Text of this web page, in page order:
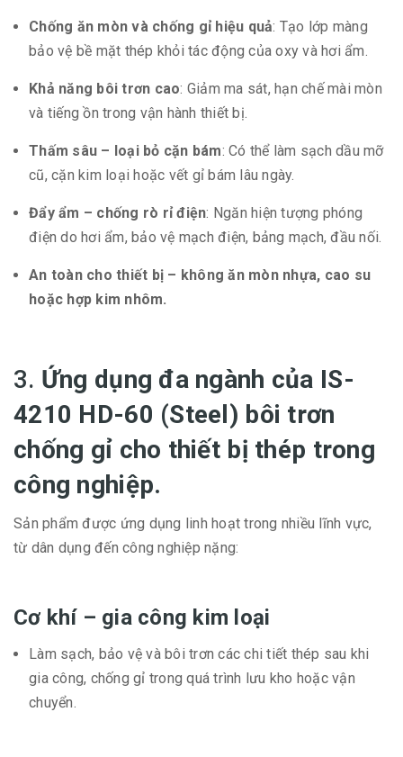
Chống ăn mòn và chống gỉ hiệu quả: Tạo lớp màng
bảo vệ bề mặt thép khỏi tác động của oxy và hơi ẩm.
Khả năng bôi trơn cao: Giảm ma sát, hạn chế mài mòn
và tiếng ồn trong vận hành thiết bị.
Thấm sâu – loại bỏ cặn bám: Có thể làm sạch dầu mỡ
cũ, cặn kim loại hoặc vết gỉ bám lâu ngày.
Đẩy ẩm – chống rò rỉ điện: Ngăn hiện tượng phóng
điện do hơi ẩm, bảo vệ mạch điện, bảng mạch, đầu nối.
An toàn cho thiết bị – không ăn mòn nhựa, cao su
hoặc hợp kim nhôm.
3. Ứng dụng đa ngành của IS-
4210 HD-60 (Steel) bôi trơn
chống gỉ cho thiết bị thép trong
công nghiệp.
Sản phẩm được ứng dụng linh hoạt trong nhiều lĩnh vực,
từ dân dụng đến công nghiệp nặng:
Cơ khí – gia công kim loại
Làm sạch, bảo vệ và bôi trơn các chi tiết thép sau khi
gia công, chống gỉ trong quá trình lưu kho hoặc vận
chuyển.